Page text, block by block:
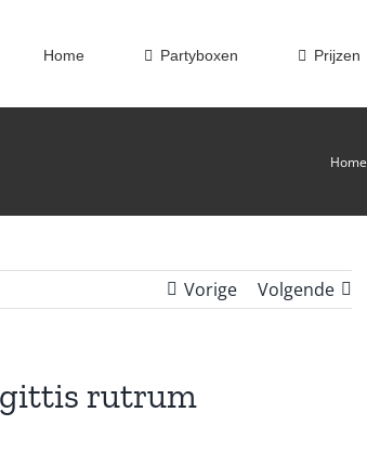
Home Partyboxen Prijzen
Home
Vorige Volgende
rutrum